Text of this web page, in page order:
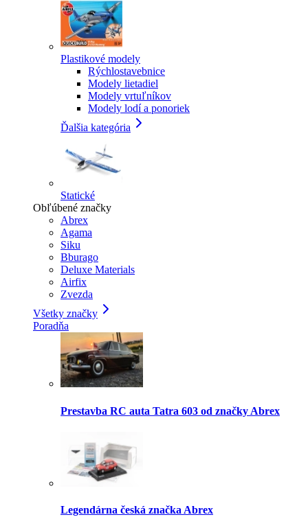
Plastikové modely
Rýchlostavebnice
Modely lietadiel
Modely vrtuľníkov
Modely lodí a ponoriek
Ďalšia kategória
Statické
Obľúbené značky
Abrex
Agama
Siku
Bburago
Deluxe Materials
Airfix
Zvezda
Všetky značky
Poradňa
Prestavba RC auta Tatra 603 od značky Abrex
Legendárna česká značka Abrex